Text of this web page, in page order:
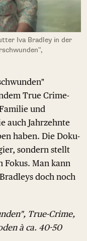
Iva Bradley in der
True Crime-
und
auch Jahrzehnte
haben. Die Doku-
sondern stellt
Fokus. Man kann
doch noch
True-Crime,
à ca. 40-50